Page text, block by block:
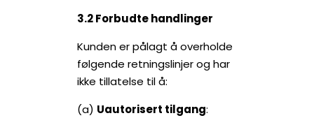
3.2 Forbudte handlinger
Kunden er pålagt å overholde
følgende retningslinjer og har
ikke tillatelse til å:
(a) Uautorisert tilgang: